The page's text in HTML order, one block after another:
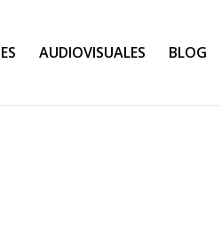
AUDIOVISUALES BLOG